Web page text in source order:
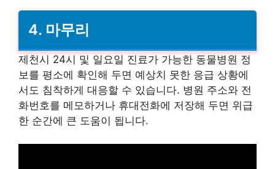
4. 마무리
제천시 24시 및 일요일 진료가 가능한 동물병원 정
보를 평소에 확인해 두면 예상치 못한 응급 상황에
서도 침착하게 대응할 수 있습니다. 병원 주소와 전
화번호를 메모하거나 휴대전화에 저장해 두면 위급
한 순간에 큰 도움이 됩니다.